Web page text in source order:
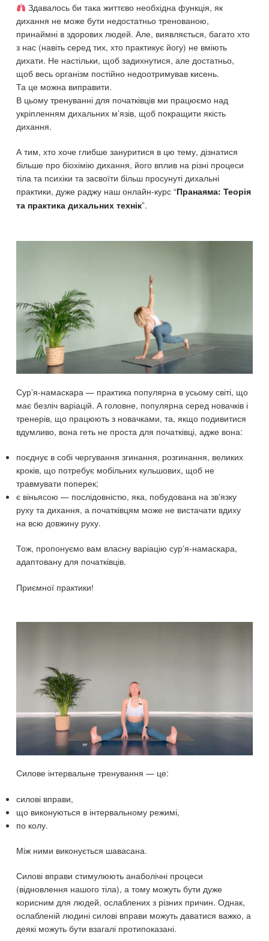
Здавалось би така життєво необхідна функція, як
дихання не може бути недостатньо тренованою,
принаймні в здорових людей. Але, виявляється, багато хто
з нас (навіть серед тих, хто практикує йогу) не вміють
дихати. Не настільки, щоб задихнутися, але достатньо,
щоб весь організм постійно недоотримував кисень.
Та це можна виправити.
В цьому тренуванні для початківців ми працюємо над
укріпленням дихальних м’язів, щоб покращити якість
дихання.
А тим, хто хоче глибше зануритися в цю тему, дізнатися
більше про біохімію дихання, його вплив на різні процеси
тіла та психіки та засвоїти більш просунуті дихальні
практики, дуже раджу наш онлайн-курс “Пранаяма: Теорія
та практика дихальних технік”.
Сур’я-намаскара — практика популярна в усьому світі, що
має безліч варіацій. А головне, популярна серед новачків і
тренерів, що працюють з новачками, та, якщо подивитися
вдумливо, вона геть не проста для початківці, адже вона:
поєднує в собі чергування згинання, розгинання, великих
кроків, що потребує мобільних кульшових, щоб не
травмувати поперек;
є віньясою — послідовністю, яка, побудована на зв’язку
руху та дихання, а початківцям може не вистачати вдиху
на всю довжину руху.
Тож, пропонуємо вам власну варіацію сур’я-намаскара,
адаптовану для початківців.
Приємної практики!
Силове інтервальне тренування — це:
силові вправи,
що виконуються в інтервальному режимі,
по колу.
Між ними виконується шавасана.
Силові вправи стимулюють анаболічні процеси
(відновлення нашого тіла), а тому можуть бути дуже
корисним для людей, ослаблених з різних причин. Однак,
ослабленій людині силові вправи можуть даватися важко, а
деякі можуть бути взагалі протипоказані.